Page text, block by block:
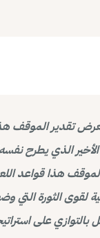
تقدير الموقف هذا
الأخير الذي يطرح
هذا قواعد
لقوى الثورة التي
بالتوازي على